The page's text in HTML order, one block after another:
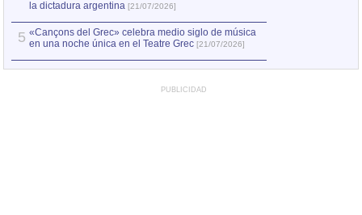
la dictadura argentina [21/07/2026]
5 «Cançons del Grec» celebra medio siglo de música
en una noche única en el Teatre Grec [21/07/2026]
PUBLICIDAD